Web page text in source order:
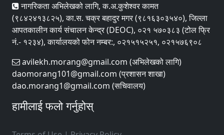
नागरिकता अभिलेखको लागि, क.अ.कुशेश्वर कामत
(९८४२४१३८२५), का.स. चक्र बहादुर मगर (९८१६३०३५४०), जिल्ला
आपतकालीन कार्य संचालन केन्द्र (DEOC), ०२१ ५७०३८३ (टोल फ्रि
नं.- १२३४), कार्यालयको फोन नम्बर:, ०२१५१५२५१, ०२१५७६९०८
avilekh.morang@gmail.com (अभिलेखको लागि)
daomorang101@gmail.com (प्रशासन शाखा)
dao.morang1@gmail.com (सचिवालय)
हामीलाई फलो गर्नुहोस्